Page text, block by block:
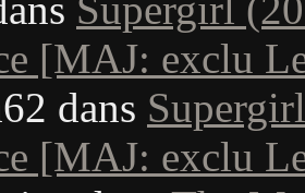
Supergirl
[MAJ: exclu
dans
[MAJ: exclu